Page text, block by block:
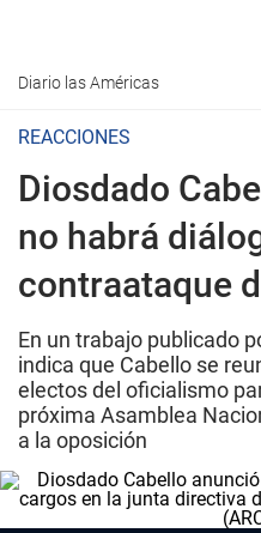
Diario las Américas
REACCIONES
Diosdado
no habrá
contraataque
En un trabajo publicado
indica que Cabello se
electos del oficialismo
próxima Asamblea
a la oposición